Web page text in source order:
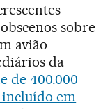
sobre
avião
da
de 400.000
em